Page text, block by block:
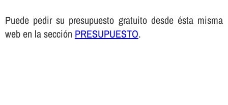
Puede pedir su presupuesto gratuito desde ésta misma
web en la sección PRESUPUESTO.